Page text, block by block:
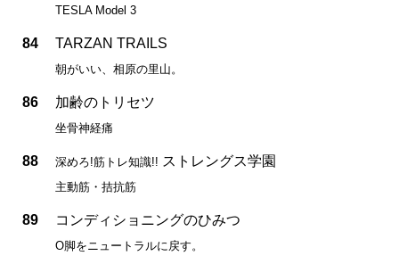
TESLA Model 3
84 TARZAN TRAILS
朝がいい、相原の里山。
86 加齢のトリセツ
坐骨神経痛
88 深めろ!筋トレ知識!! ストレングス学園
主動筋・拮抗筋
89 コンディショニングのひみつ
O脚をニュートラルに戻す。